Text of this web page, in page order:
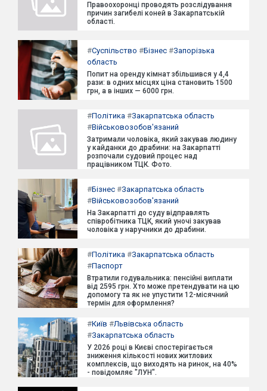
Правоохоронці проводять розслідування
причин загибелі коней в Закарпатській
області.
#Суспільство #Бізнес #Запорізька
область
Попит на оренду кімнат збільшився у 4,4
рази: в одних місцях ціна становить 1500
грн, а в інших — 6000 грн.
#Політика #Закарпатська область
#Військовозобов'язаний
Затримали чоловіка, який закував людину
у кайданки до драбини: на Закарпатті
розпочали судовий процес над
працівником ТЦК. Фото.
#Бізнес #Закарпатська область
#Військовозобов'язаний
На Закарпатті до суду відправлять
співробітника ТЦК, який уночі закував
чоловіка у наручники до драбини.
#Політика #Закарпатська область
#Паспорт
Втратили годувальника: пенсійні виплати
від 2595 грн. Хто може претендувати на цю
допомогу та як не упустити 12-місячний
термін для оформлення?
#Київ #Львівська область
#Закарпатська область
У 2026 році в Києві спостерігається
зниження кількості нових житлових
комплексів, що виходять на ринок, на 40%
- повідомляє "ЛУН".